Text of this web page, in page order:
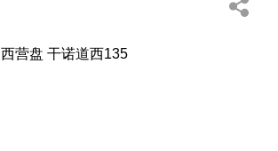
西营盘 干诺道西135